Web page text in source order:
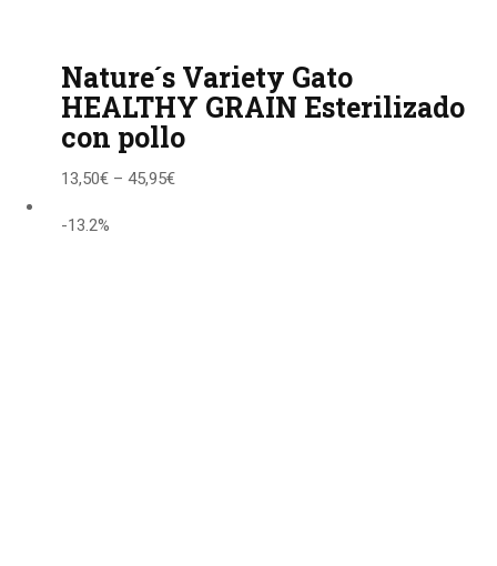
Nature´s Variety Gato
HEALTHY GRAIN Esterilizado
con pollo
13,50€ – 45,95€
-13.2%